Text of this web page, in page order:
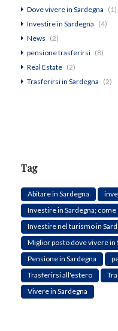
Dove vivere in Sardegna (1)
Investire in Sardegna (4)
News (2)
pensione trasferirsi (8)
Real Estate (2)
Trasferirsi in Sardegna (2)
Tag
Abitare in Sardegna
Investire in Sardegna; come
Investire nel turismo in
Miglior posto dove vivere in
Pensione in Sardegna
Trasferirsi all'estero
Vivere in Sardegna